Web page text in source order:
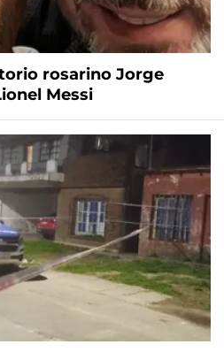
rosarino Jorge
Messi